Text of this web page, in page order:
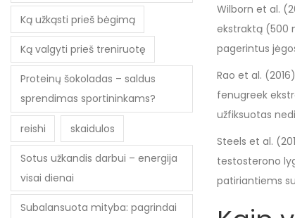
Wilborn et al.
ekstraktą (500
pagerintus
Rao et al.
fenugreek
užfiksuotas
Steels et al.
testosterono
patiriantiems
Ką užkąsti prieš bėgimą
Ką valgyti prieš treniruotę
Proteinų šokoladas – saldus
sprendimas sportininkams?
reishi skaidulos
Sotus užkandis darbui – energija
visai dienai
Subalansuota mityba: pagrindai